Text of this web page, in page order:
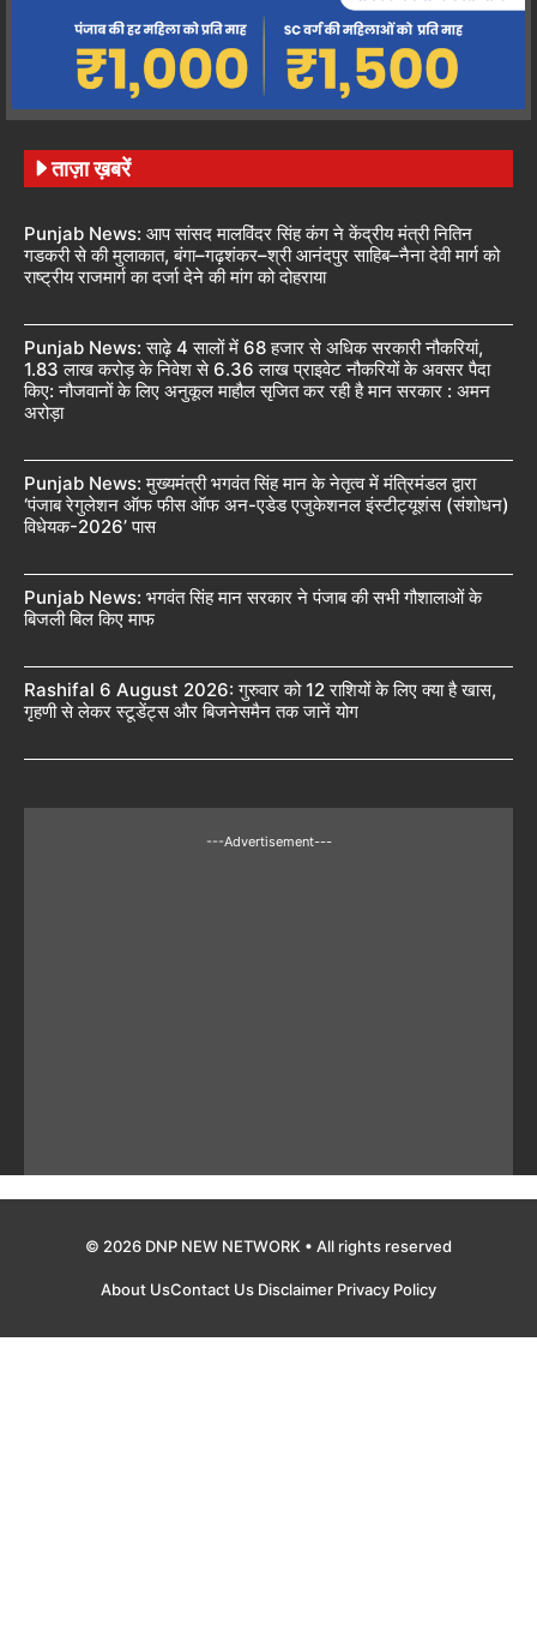
ताज़ा ख़बरें
Punjab News: आप सांसद मालविंदर सिंह कंग ने केंद्रीय मंत्री नितिन
गडकरी से की मुलाकात, बंगा–गढ़शंकर–श्री आनंदपुर साहिब–नैना देवी मार्ग को
राष्ट्रीय राजमार्ग का दर्जा देने की मांग को दोहराया
Punjab News: साढ़े 4 सालों में 68 हजार से अधिक सरकारी नौकरियां,
1.83 लाख करोड़ के निवेश से 6.36 लाख प्राइवेट नौकरियों के अवसर पैदा
किए: नौजवानों के लिए अनुकूल माहौल सृजित कर रही है मान सरकार : अमन
अरोड़ा
Punjab News: मुख्यमंत्री भगवंत सिंह मान के नेतृत्व में मंत्रिमंडल द्वारा
‘पंजाब रेगुलेशन ऑफ फीस ऑफ अन-एडेड एजुकेशनल इंस्टीट्यूशंस (संशोधन)
विधेयक-2026’ पास
Punjab News: भगवंत सिंह मान सरकार ने पंजाब की सभी गौशालाओं के
बिजली बिल किए माफ
Rashifal 6 August 2026: गुरुवार को 12 राशियों के लिए क्या है खास,
गृहणी से लेकर स्टूडेंट्स और बिजनेसमैन तक जानें योग
---Advertisement---
© 2026 DNP NEW NETWORK • All rights reserved
About UsContact Us Disclaimer Privacy Policy